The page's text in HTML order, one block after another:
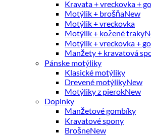
Kravata + vreckovka +
Motýlik + brošňa
Motýlik + vreckovka
Motýlik + kožené traky
Motýlik + vreckovka +
Manžety + kravatová
Pánske motýliky
Klasické motýliky
Drevené motýliky
Motýliky z pierok
Doplnky
Manžetové gombíky
Kravatové spony
Brošne